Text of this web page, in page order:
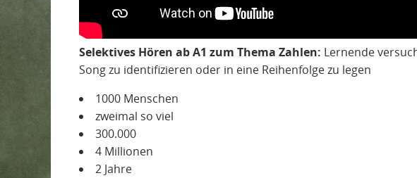
Selektives Hören ab A1 zum Thema Zahlen: Lernende
Song zu identifizieren oder in eine Reihenfolge zu legen
1000 Menschen
zweimal so viel
300.000
4 Millionen
2 Jahre